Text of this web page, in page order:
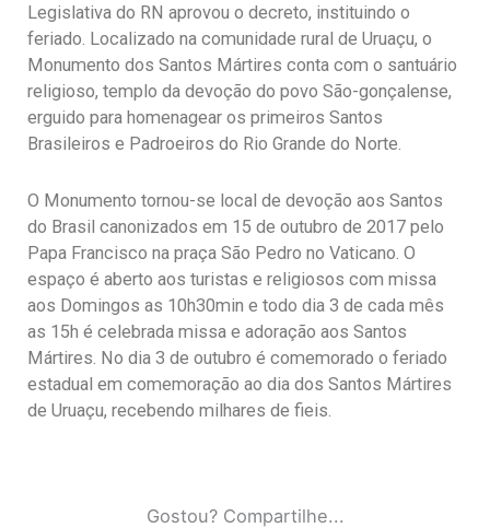
Legislativa do RN aprovou o decreto, instituindo o
feriado. Localizado na comunidade rural de Uruaçu, o
Monumento dos Santos Mártires conta com o santuário
religioso, templo da devoção do povo São-gonçalense,
erguido para homenagear os primeiros Santos
Brasileiros e Padroeiros do Rio Grande do Norte.
O Monumento tornou-se local de devoção aos Santos
do Brasil canonizados em 15 de outubro de 2017 pelo
Papa Francisco na praça São Pedro no Vaticano. O
espaço é aberto aos turistas e religiosos com missa
aos Domingos as 10h30min e todo dia 3 de cada mês
as 15h é celebrada missa e adoração aos Santos
Mártires. No dia 3 de outubro é comemorado o feriado
estadual em comemoração ao dia dos Santos Mártires
de Uruaçu, recebendo milhares de fieis.
Gostou? Compartilhe...